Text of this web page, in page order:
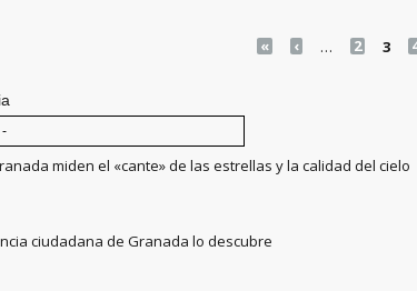
« ‹ … 2 3
miden el «cante» de las estrellas y la calidad del cielo
ciudadana de Granada lo descubre